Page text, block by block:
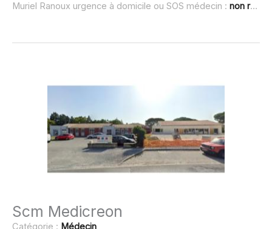
Muriel Ranoux urgence à domicile ou SOS médecin : non renseigné
Scm Medicreon
Catégorie : Médecin